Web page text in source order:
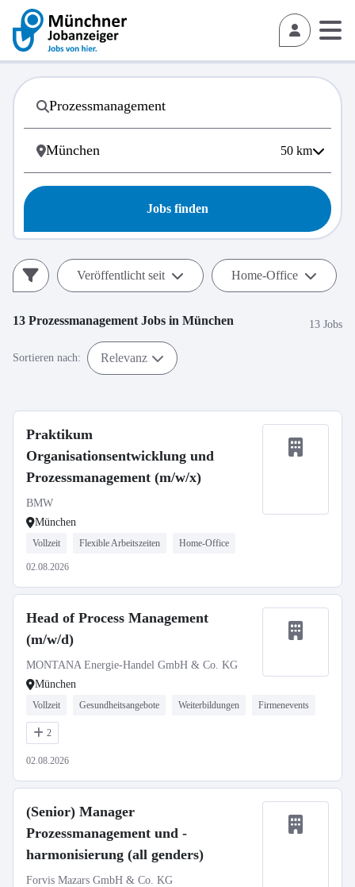
50 km
Jobs finden
Veröffentlicht seit Home-Office
13 Prozessmanagement Jobs in München 13 Jobs
Sortieren nach: Relevanz
Praktikum
Organisationsentwicklung und
Prozessmanagement (m/w/x)
BMW
München
Vollzeit Flexible Arbeitszeiten Home-Office
02.08.2026
Head of Process Management
(m/w/d)
MONTANA Energie-Handel GmbH & Co. KG
München
Vollzeit Gesundheitsangebote Weiterbildungen Firmenevents
2
02.08.2026
(Senior) Manager
Prozessmanagement und -
harmonisierung (all genders)
Forvis Mazars GmbH & Co. KG